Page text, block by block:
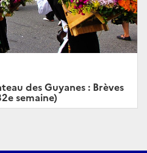
des Guyanes : Brèves
semaine)